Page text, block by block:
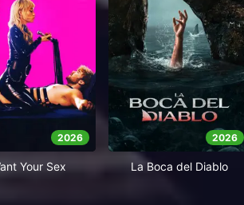
2026
Your Sex
2026
La Boca del Diablo